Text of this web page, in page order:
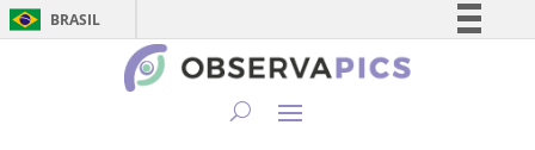
BRASIL
Simplifique!